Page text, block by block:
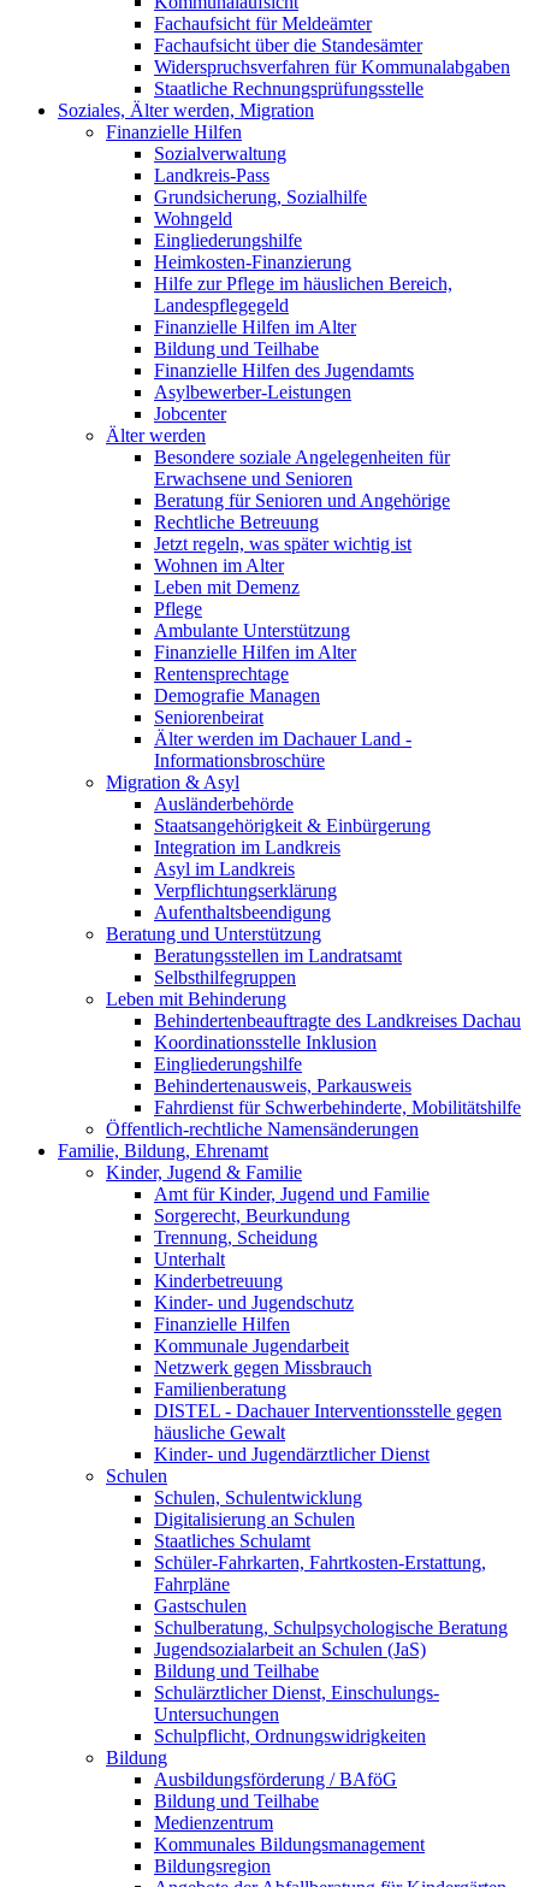
Fachaufsicht für Meldeämter
Fachaufsicht über die Standesämter
Widerspruchsverfahren für Kommunalabgaben
Staatliche Rechnungsprüfungsstelle
Soziales, Älter werden, Migration
Finanzielle Hilfen
Sozialverwaltung
Landkreis-Pass
Grundsicherung, Sozialhilfe
Wohngeld
Eingliederungshilfe
Heimkosten-Finanzierung
Hilfe zur Pflege im häuslichen Bereich,
Landespflegegeld
Finanzielle Hilfen im Alter
Bildung und Teilhabe
Finanzielle Hilfen des Jugendamts
Asylbewerber-Leistungen
Jobcenter
Älter werden
Besondere soziale Angelegenheiten für
Erwachsene und Senioren
Beratung für Senioren und Angehörige
Rechtliche Betreuung
Jetzt regeln, was später wichtig ist
Wohnen im Alter
Leben mit Demenz
Pflege
Ambulante Unterstützung
Finanzielle Hilfen im Alter
Rentensprechtage
Demografie Managen
Seniorenbeirat
Älter werden im Dachauer Land -
Informationsbroschüre
Migration & Asyl
Ausländerbehörde
Staatsangehörigkeit & Einbürgerung
Integration im Landkreis
Asyl im Landkreis
Verpflichtungserklärung
Aufenthaltsbeendigung
Beratung und Unterstützung
Beratungsstellen im Landratsamt
Selbsthilfegruppen
Leben mit Behinderung
Behindertenbeauftragte des Landkreises Dachau
Koordinationsstelle Inklusion
Eingliederungshilfe
Behindertenausweis, Parkausweis
Fahrdienst für Schwerbehinderte, Mobilitätshilfe
Öffentlich-rechtliche Namensänderungen
Familie, Bildung, Ehrenamt
Kinder, Jugend & Familie
Amt für Kinder, Jugend und Familie
Sorgerecht, Beurkundung
Trennung, Scheidung
Unterhalt
Kinderbetreuung
Kinder- und Jugendschutz
Finanzielle Hilfen
Kommunale Jugendarbeit
Netzwerk gegen Missbrauch
Familienberatung
DISTEL - Dachauer Interventionsstelle gegen
häusliche Gewalt
Kinder- und Jugendärztlicher Dienst
Schulen
Schulen, Schulentwicklung
Digitalisierung an Schulen
Staatliches Schulamt
Schüler-Fahrkarten, Fahrtkosten-Erstattung,
Fahrpläne
Gastschulen
Schulberatung, Schulpsychologische Beratung
Jugendsozialarbeit an Schulen (JaS)
Bildung und Teilhabe
Schulärztlicher Dienst, Einschulungs-
Untersuchungen
Schulpflicht, Ordnungswidrigkeiten
Bildung
Ausbildungsförderung / BAföG
Bildung und Teilhabe
Medienzentrum
Kommunales Bildungsmanagement
Bildungsregion